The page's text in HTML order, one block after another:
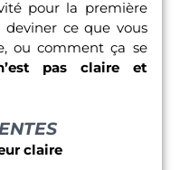
pour la première
ce que vous
ou comment ça se
pas claire et
claire